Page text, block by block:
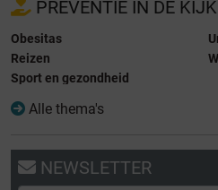
PREVENTIE IN DE
Obesitas
Reizen
Sport en gezondheid
Alle thema's
NEWSLETTER